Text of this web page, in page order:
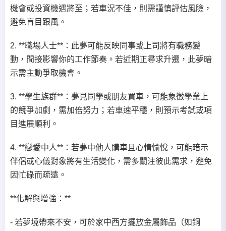
機會或投資機遇將至；若車況不佳，則需謹慎評估風險，
避免盲目跟風。
2. **職場人士**：此夢可能反映同事或上司將有職務變
動，間接影響你的工作節奏。若近期正尋求升遷，此夢暗
示需主動爭取機會。
3. **學生族群**：夢見同學或朋友買車，可能象徵學業上
的競爭加劇，需加倍努力；若車速平穩，則預示考試或項
目進展順利。
4. **戀愛中人**：若夢中他人購車且心情愉悅，可能暗示
伴侶或心儀對象將有生活變化，需多關注彼此需求，避免
因忙碌而疏遠。
**化解與增強：**
- 若夢境帶來不安，可於家中西方擺放金屬飾品（如銅